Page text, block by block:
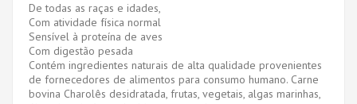
De todas as raças e idades,
Com atividade física normal
Sensível à proteína de aves
Com digestão pesada
Contém ingredientes naturais de alta qualidade provenientes
de fornecedores de alimentos para consumo humano. Carne
bovina Charolês desidratada, frutas, vegetais, algas marinhas,